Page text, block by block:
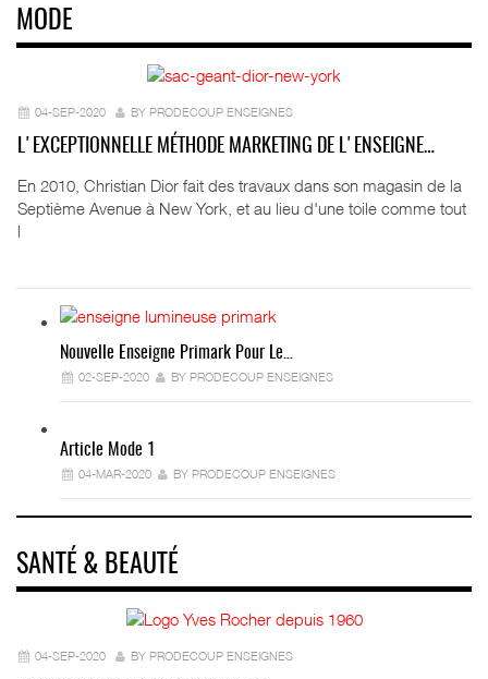
MODE
04-SEP-2020 BY PRODECOUP ENSEIGNES
L'EXCEPTIONNELLE MÉTHODE MARKETING DE L'ENSEIGNE…
En 2010, Christian Dior fait des travaux dans son magasin de la
Septième Avenue à New York, et au lieu d'une toile comme tout
l
Nouvelle Enseigne Primark Pour Le…
02-SEP-2020 BY PRODECOUP ENSEIGNES
Article Mode 1
04-MAR-2020 BY PRODECOUP ENSEIGNES
SANTÉ & BEAUTÉ
04-SEP-2020 BY PRODECOUP ENSEIGNES